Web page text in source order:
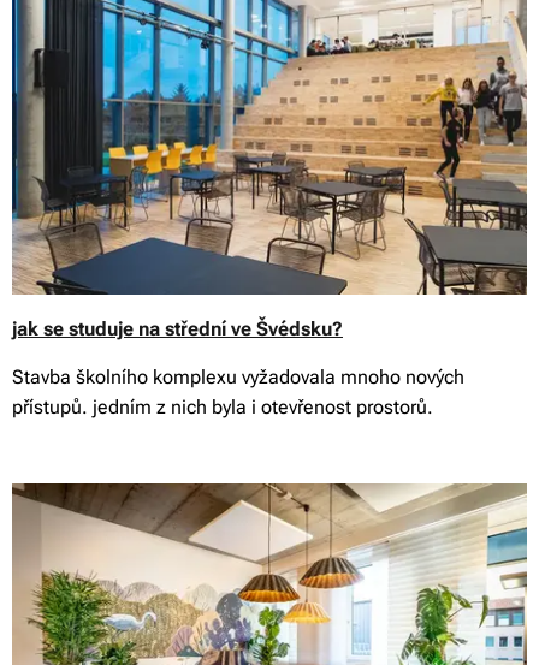
jak se studuje na střední ve Švédsku?
Stavba školního komplexu vyžadovala mnoho nových
přístupů. jedním z nich byla i otevřenost prostorů.